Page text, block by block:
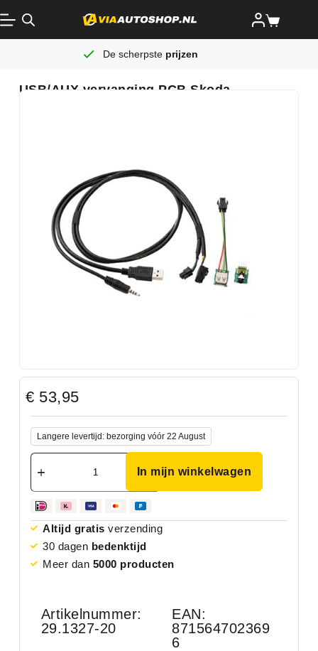
De scherpste prijzen
USB/AUX vervanging PCB Skoda
€ 53,95
Langere levertijd: bezorging vóór 22 August
In mijn winkelwagen
Altijd gratis verzending
30 dagen bedenktijd
Meer dan 5000 producten
Artikelnummer:
29.1327-20
EAN:
871564702369
6